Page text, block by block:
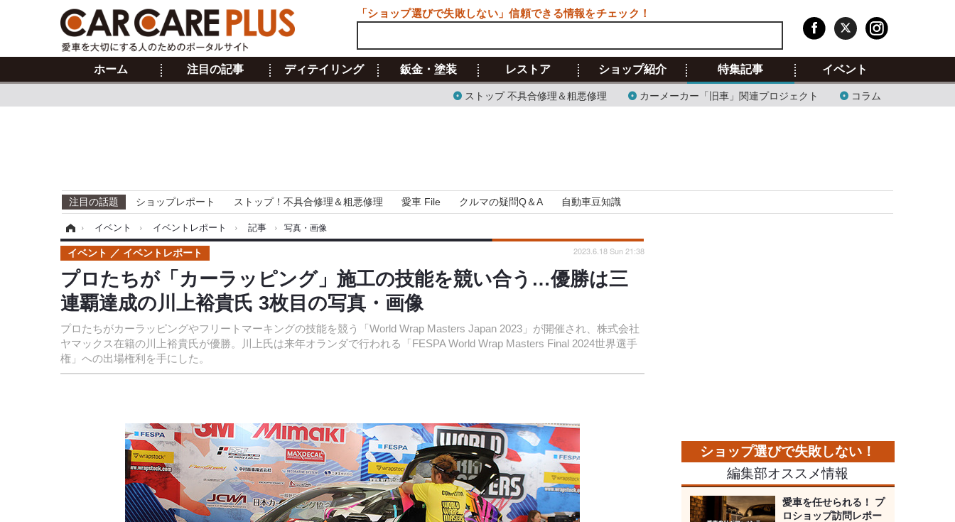
ホーム 注目の記事 ディテイリング 鈑金・塗装 レストア ショップ紹介 特集記事
ストップ 不具合修理＆粗悪修理 カーメーカー「旧車」関連プロジェクト コラム
イベント
注目の話題 ショップレポート ストップ！不具合修理＆粗悪修理 愛車 File クルマの疑問Q＆A 自動車豆知識
› イベント › イベントレポート › 記事 › 写真・画像
プロたちが「カーラッピング」施工の技能を競い合う…優勝は三
連覇達成の川上裕貴氏 3枚目の写真・画像
プロたちがカーラッピングやフリートマーキングの技能を競う「World Wrap Masters Japan 2023」が開催され、株式会社
ヤマックス在籍の川上裕貴氏が優勝。川上氏は来年オランダで行われる「FESPA World Wrap Masters Final 2024世界選手
権」への出場権利を手にした。
イベント イベントレポート 2023.6.18 Sun 21:38
編集部オススメ情報
愛車を任せられる！ プ
ロショップ訪問レポー
「ショップ選びで失敗しない」信頼できる情報をチェック！